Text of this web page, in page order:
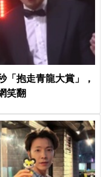
「抱走青龍大賞」，
笑翻